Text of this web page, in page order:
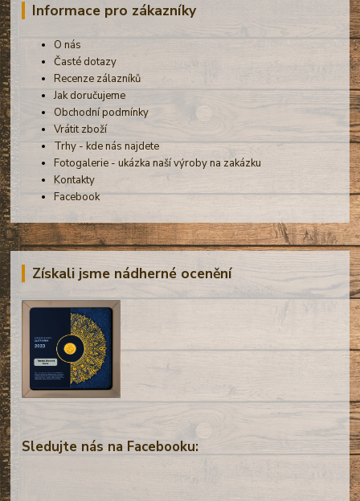
Informace pro zákazníky
O nás
Časté dotazy
Recenze zálazníků
Jak doručujeme
Obchodní podmínky
Vrátit zboží
Trhy - kde nás najdete
Fotogalerie - ukázka naší výroby na zakázku
Kontakty
Facebook
Získali jsme nádherné ocenění
Sledujte nás na Facebooku: